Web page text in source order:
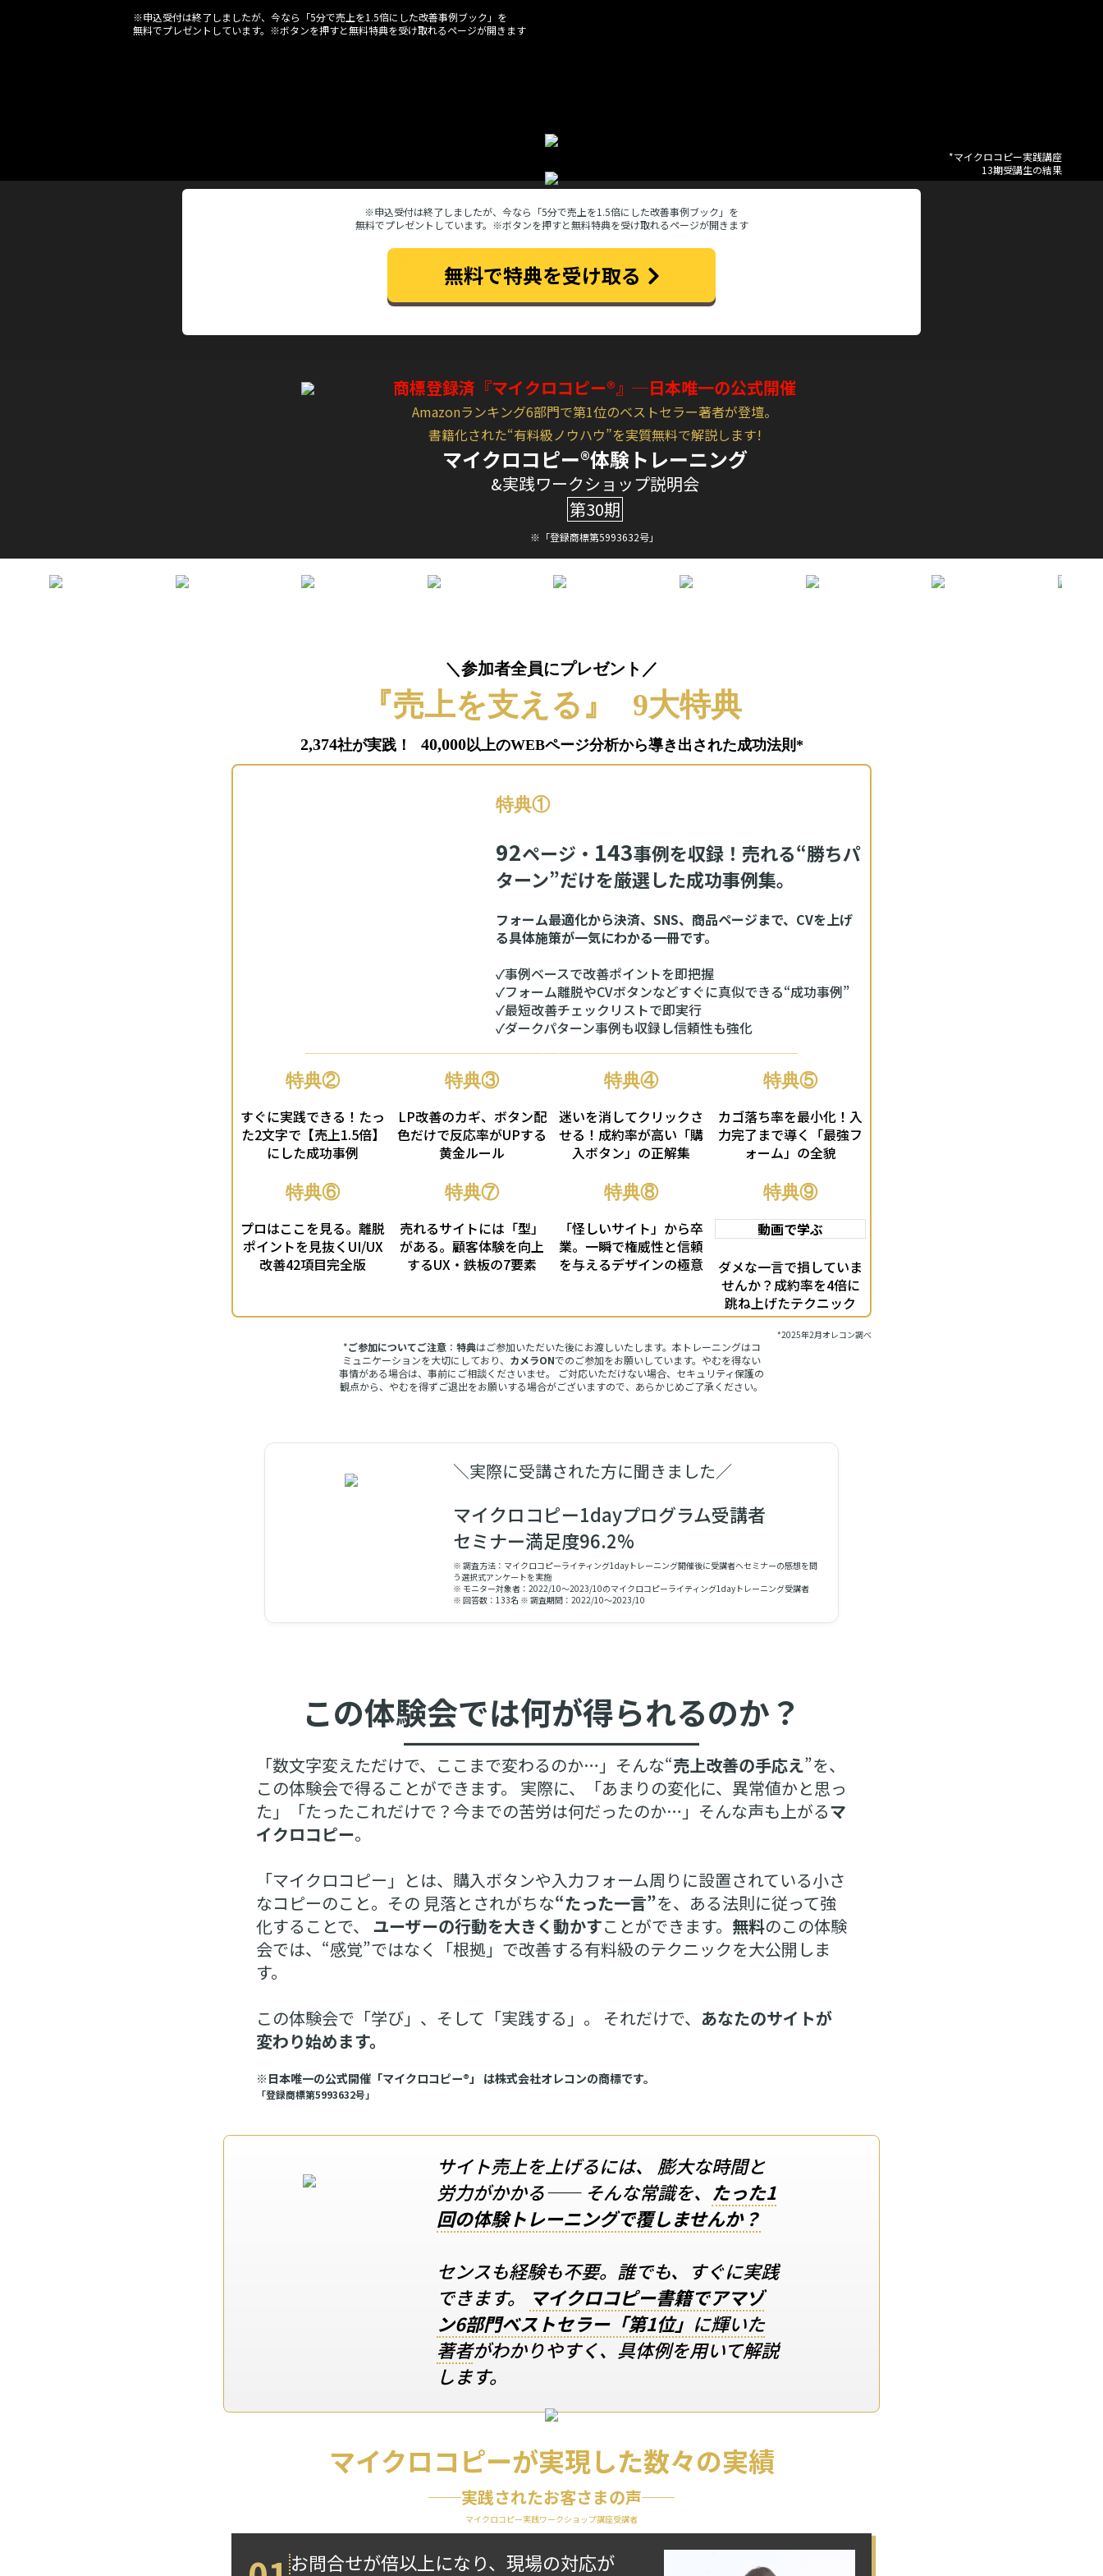
※申込受付は終了しましたが、今なら「5分で売上を1.5倍にした改善事例ブック」を
無料でプレゼントしています。※ボタンを押すと無料特典を受け取れるページが開きます
*マイクロコピー実践講座
13期受講生の結果
※申込受付は終了しましたが、今なら「5分で売上を1.5倍にした改善事例ブック」を
無料でプレゼントしています。※ボタンを押すと無料特典を受け取れるページが開きます
無料で特典を受け取る
商標登録済『マイクロコピー®』 ─日本唯一の公式開催
Amazonランキング6部門で第1位のベストセラー著者が登壇。
書籍化された“有料級ノウハウ”を実質無料で解説します!
マイクロコピー®体験トレーニング
&実践ワークショップ説明会
第30期
※「登録商標第5993632号」
＼参加者全員にプレゼント ／
『売上を支える』 9大特典
2,374社が実践！ 40,000以上のWEBページ分析から導き出された成功法則*
特典①
92ページ・ 143事例を収録！売れる“勝ちパ
ターン”だけを厳選した成功事例集。
フォーム最適化から決済、SNS、商品ページまで、CVを上げ
る具体施策が一気にわかる一冊です。
✓事例ベースで改善ポイントを即把握
✓フォーム離脱やCVボタンなどすぐに真似できる“成功事例”
✓最短改善チェックリストで即実行
✓ダークパターン事例も収録し信頼性も強化
特典②
すぐに実践できる！たっ
た2文字で【売上1.5倍】
にした成功事例
特典③
LP改善のカギ、ボタン配
色だけで反応率がUPする
黄金ルール
特典④
迷いを消してクリックさ
せる！成約率が高い「購
入ボタン」の正解集
特典⑤
カゴ落ち率を最小化！入
力完了まで導く「最強フ
ォーム」の全貌
特典⑥
プロはここを見る。離脱
ポイントを見抜くUI/UX
改善42項目完全版
特典⑦
売れるサイトには「型」
がある。顧客体験を向上
するUX・鉄板の7要素
特典⑧
「怪しいサイト」から卒
業。一瞬で権威性と信頼
を与えるデザインの極意
特典⑨
動画で学ぶ
ダメな一言で損していま
せんか？成約率を4倍に
跳ね上げたテクニック
*2025年2月オレコン調べ
*ご参加についてご注意： 特典はご参加いただいた後にお渡しいたします。本トレーニングはコ
ミュニケーションを大切にしており、 カメラONでのご参加をお願いしています。やむを得ない
事情がある場合は、事前にご相談くださいませ。 ご対応いただけない場合、セキュリティ保護の
観点から、やむを得ずご退出をお願いする場合がございますので、あらかじめご了承ください。
＼実際に受講された方に聞きました／
マイクロコピー1dayプログラム受講者
セミナー満足度96.2%
※ 調査方法：マイクロコピーライティング1dayトレーニング開催後に受講者へセミナーの感想を問
う選択式アンケートを実施
※ モニター対象者：2022/10〜2023/10のマイクロコピーライティング1dayトレーニング受講者
※ 回答数：133名 ※ 調査期間：2022/10〜2023/10
この体験会では何が得られるのか？
「数文字変えただけで、ここまで変わるのか…」そんな“売上改善の手応え”を、
この体験会で得ることができます。 実際に、「あまりの変化に、異常値かと思っ
た」「たったこれだけで？今までの苦労は何だったのか…」そんな声も上がるマ
イクロコピー。
「マイクロコピー」とは、購入ボタンや入力フォーム周りに設置されている小さ
なコピーのこと。その 見落とされがちな“たった一言”を、ある法則に従って強
化することで、 ユーザーの行動を大きく動かすことができます。 無料のこの体験
会では、“感覚”ではなく「根拠」で改善する有料級のテクニックを大公開しま
す。
この体験会で「学び」、そして「実践する」。 それだけで、 あなたのサイトが
変わり始めます。
※日本唯一の公式開催「マイクロコピー®」 は株式会社オレコンの商標です。
「登録商標第5993632号」
サイト売上を上げるには、 膨大な時間と
労力がかかる―― そんな常識を、 たった1
回の体験トレーニングで覆しませんか？
センスも経験も不要。誰でも、すぐに実践
できます。
マイクロコピー書籍でアマゾ
ン6部門ベストセラー「第1位」 に輝いた
著者がわかりやすく、具体例を用いて解説
します。
マイクロコピーが実現した数々の実績
──実践されたお客さまの声──
マイクロコピー実践ワークショップ講座受講者
お問合せが倍以上になり、現場の対応が